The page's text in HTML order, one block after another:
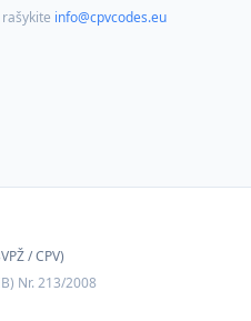
info@cpvcodes.eu
/ CPV)
Nr. 213/2008